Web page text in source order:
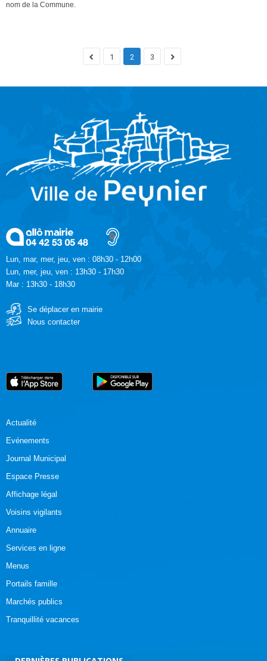
nom de la Commune.
1 2 3
Lun, mar, mer, jeu, ven : 08h30 - 12h00
Lun, mer, jeu, ven : 13h30 - 17h30
Mar : 13h30 - 18h30
Se déplacer en mairie
Nous contacter
Actualité
Evénements
Journal Municipal
Espace Presse
Affichage légal
Voisins vigilants
Annuaire
Services en ligne
Menus
Portails famille
Marchés publics
Tranquillité vacances